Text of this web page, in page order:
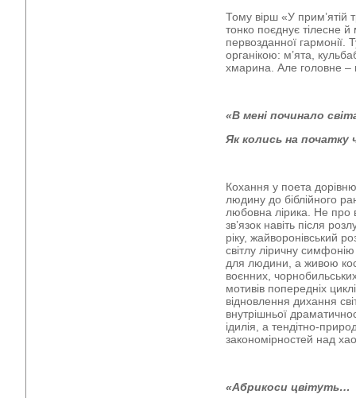
Тому вірш «У прим’ятій
тонко поєднує тілесне
первозданної
органікою: м’ята,
хмарина. Але головне –
«В мені починало
Як колись на початку
Кохання у поета
людину до біблійного
любовна лірика. Не про
зв’язок навіть після
ріку, жайворонівський
світлу ліричну
для людини, а живою
воєнних,
мотивів попередніх
відновлення дихання
внутрішньої
ідилія, а тендітно-
закономірностей над
«Абрикоси цвітуть…